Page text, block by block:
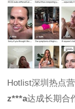
Hotlist深圳热点
z***a达成长期合